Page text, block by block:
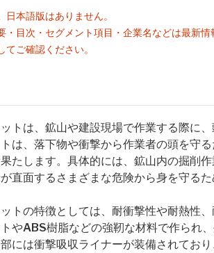
本語版はありません。
目次・セグメント項目・企業名などは最新
ご確認ください。
トは、鉱山や建設現場で作業する際に
は、落下物や衝撃から作業者の頭を守
たします。具体的には、鉱山内の掘削
直面するさまざまな危険から身を守るた
トの特徴としては、耐衝撃性や耐熱性、
やABS樹脂などの強靭な材料で作られ
には衝撃吸収ライナーが装備されてお